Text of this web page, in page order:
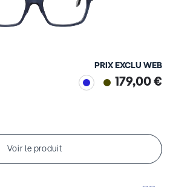
PRIX EXCLU WEB
179,00 €
Voir le produit